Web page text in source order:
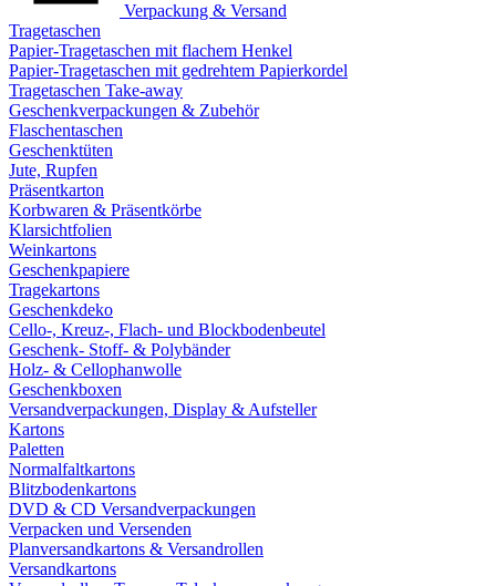
Verpackung & Versand
Tragetaschen
Papier-Tragetaschen mit flachem Henkel
Papier-Tragetaschen mit gedrehtem Papierkordel
Tragetaschen Take-away
Geschenkverpackungen & Zubehör
Flaschentaschen
Geschenktüten
Jute, Rupfen
Präsentkarton
Korbwaren & Präsentkörbe
Klarsichtfolien
Weinkartons
Geschenkpapiere
Tragekartons
Geschenkdeko
Cello-, Kreuz-, Flach- und Blockbodenbeutel
Geschenk- Stoff- & Polybänder
Holz- & Cellophanwolle
Geschenkboxen
Versandverpackungen, Display & Aufsteller
Kartons
Paletten
Normalfaltkartons
Blitzbodenkartons
DVD & CD Versandverpackungen
Verpacken und Versenden
Planversandkartons & Versandrollen
Versandkartons